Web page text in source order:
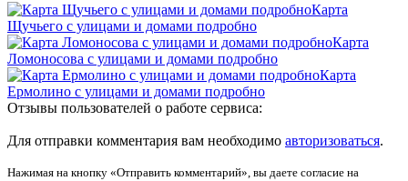
Карта
Щучьего с улицами и домами подробно
Карта
Ломоносова с улицами и домами подробно
Карта
Ермолино с улицами и домами подробно
Отзывы пользователей о работе сервиса:
Для отправки комментария вам необходимо авторизоваться.
Нажимая на кнопку «Отправить комментарий», вы даете согласие на